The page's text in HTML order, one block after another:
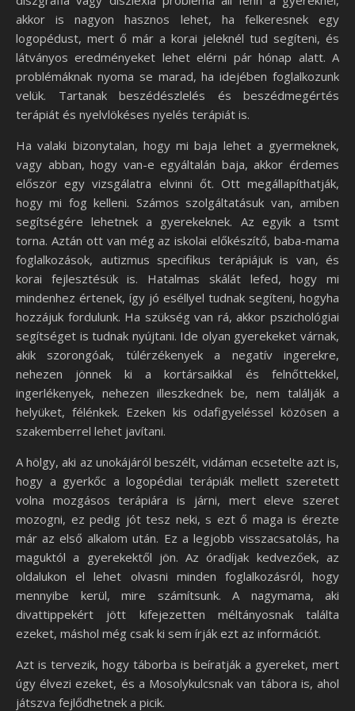
akkor is nagyon hasznos lehet, ha felkeresnek egy
logopédust, mert ő már a korai jeleknél tud segíteni, és
látványos eredményeket lehet elérni pár hónap alatt. A
problémáknak nyoma se marad, ha idejében foglalkozunk
velük. Tartanak beszédészlelés és beszédmegértés
terápiát és nyelvlökéses nyelés terápiát is.
Ha valaki bizonytalan, hogy mi baja lehet a gyermeknek,
vagy abban, hogy van-e egyáltalán baja, akkor érdemes
először egy vizsgálatra elvinni őt. Ott megállapíthatják,
hogy mi fog kelleni. Számos szolgáltatásuk van, amiben
segítségére lehetnek a gyerekeknek. Az egyik a tsmt
torna. Aztán ott van még az iskolai előkészítő, baba-mama
foglalkozások, autizmus specifikus terápiájuk is van, és
korai fejlesztésük is. Hatalmas skálát lefed, hogy mi
mindenhez értenek, így jó eséllyel tudnak segíteni, hogyha
hozzájuk fordulunk. Ha szükség van rá, akkor pszichológiai
segítséget is tudnak nyújtani. Ide olyan gyerekeket várnak,
akik szorongóak, túlérzékenyek a negatív ingerekre,
nehezen jönnek ki a kortársaikkal és felnőttekkel,
ingerlékenyek, nehezen illeszkednek be, nem találják a
helyüket, félénkek. Ezeken kis odafigyeléssel közösen a
szakemberrel lehet javítani.
A hölgy, aki az unokájáról beszélt, vidáman ecsetelte azt is,
hogy a gyerkőc a logopédiai terápiák mellett szeretett
volna mozgásos terápiára is járni, mert eleve szeret
mozogni, ez pedig jót tesz neki, s ezt ő maga is érezte
már az első alkalom után. Ez a legjobb visszacsatolás, ha
maguktól a gyerekektől jön. Az óradíjak kedvezőek, az
oldalukon el lehet olvasni minden foglalkozásról, hogy
mennyibe kerül, mire számítsunk. A nagymama, aki
divattippekért jött kifejezetten méltányosnak találta
ezeket, máshol még csak ki sem írják ezt az információt.
Azt is tervezik, hogy táborba is beíratják a gyereket, mert
úgy élvezi ezeket, és a Mosolykulcsnak van tábora is, ahol
játszva fejlődhetnek a picik.